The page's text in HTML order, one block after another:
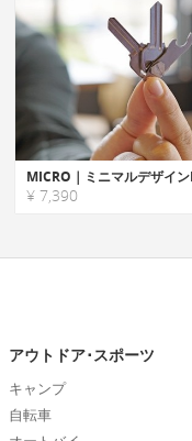
¥ 7,390
アウトドア･スポーツ
キャンプ
自転車